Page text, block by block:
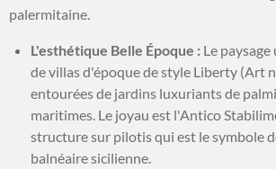
palermitaine.
L'esthétique Belle Époque : Le
de villas d'époque de style Liberty (Art
entourées de jardins luxuriants de
maritimes. Le joyau est l'Antico
structure sur pilotis qui est le symbole
balnéaire sicilienne.